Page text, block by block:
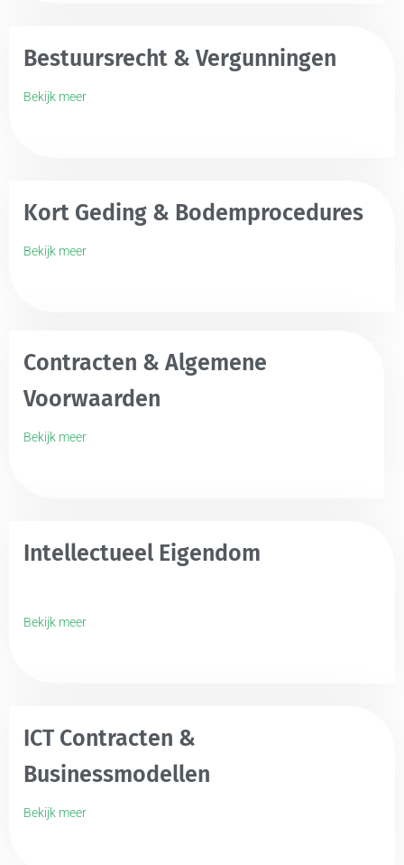
Bestuursrecht & Vergunningen
Bekijk meer
Kort Geding & Bodemprocedures
Bekijk meer
Contracten & Algemene
Voorwaarden
Bekijk meer
Intellectueel Eigendom
Bekijk meer
ICT Contracten &
Businessmodellen
Bekijk meer